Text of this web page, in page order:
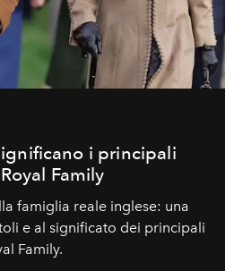
i principali
Family
famiglia reale inglese: una
e al significato dei principali
Family.